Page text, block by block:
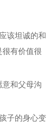
该坦诚的和
有价值很
和父母沟
子的身心变